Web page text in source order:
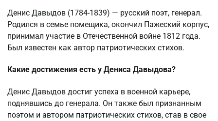
Денис Давыдов (1784-1839) — русский поэт, генерал.
Родился в семье помещика, окончил Пажеский корпус,
принимал участие в Отечественной войне 1812 года.
Был известен как автор патриотических стихов.
Какие достижения есть у Дениса Давыдова?
Денис Давыдов достиг успеха в военной карьере,
поднявшись до генерала. Он также был признанным
поэтом и автором патриотических стихов, став в свое